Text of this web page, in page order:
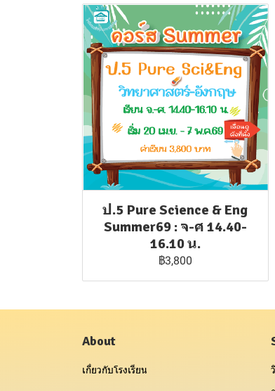
ป.5 Pure Science & Eng
Summer69 : จ-ศ 14.40-
16.10 น.
฿3,800
About
เกี่ยวกับโรงเรียน